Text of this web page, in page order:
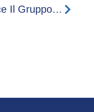
Nasce Il Gruppo VoiSmart